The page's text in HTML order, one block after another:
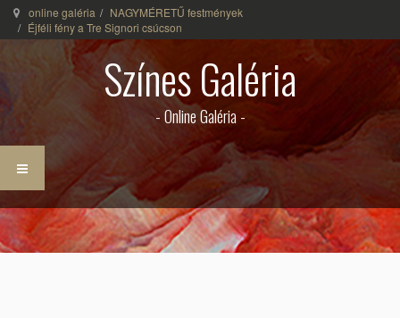
online galéria
NAGYMÉRETŰ festmények
Éjféli fény a Tre Signori csúcson
Színes Galéria
- Online Galéria -